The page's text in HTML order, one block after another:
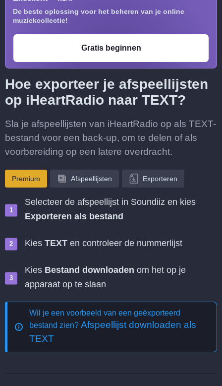
De beste oplossing voor het beheren van je online
muziekcollectie!
Gratis beginnen
Hoe exporteer je afspeellijsten
op iHeartRadio naar TEXT?
Sla je afspeellijsten van iHeartRadio op als TEXT-
bestand voor een back-up, om te delen of als
voorbereiding op een latere overdracht.
Premium Afspeellijsten Exporteren
Selecteer de afspeellijst in Soundiiz en kies
Exporteren als bestand
Kies TEXT en controleer de nummerlijst
Kies Bestand downloaden om het op je
apparaat op te slaan
Wil je een voorbeeld van een geëxporteerd
bestand zien? Afspeellijst downloaden als
TEXT